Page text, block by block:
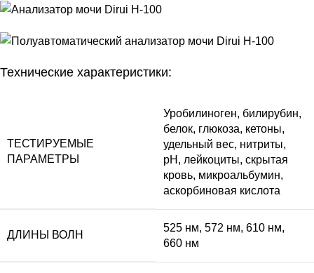
Технические характеристики:
ТЕСТИРУЕМЫЕ
ПАРАМЕТРЫ
Уробилиноген, билирубин,
белок, глюкоза, кетоны,
удельный вес, нитриты,
рН, лейкоциты, скрытая
кровь, микроальбумин,
аскорбиновая кислота
ДЛИНЫ ВОЛН
525 нм, 572 нм, 610 нм,
660 нм